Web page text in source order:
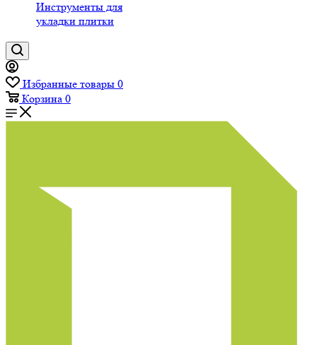
Инструменты для
укладки плитки
Избранные товары 0
Корзина 0